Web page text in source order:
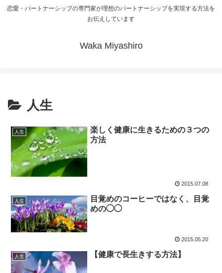
恋愛・パートナーシップの専門家が理想のパートナーシップを実現する方法を
お伝えしています
Waka Miyashiro
人生
人生
楽しく健康に生きるための３つの
方法
2015.07.08
人生
目覚めのコーヒーではなく、目覚
めの◯◯
2015.05.20
人生 【健康で長生きする方法】